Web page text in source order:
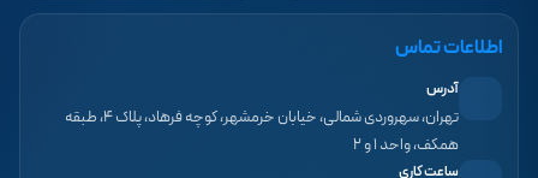
اطلاعات تماس
آدرس
تهران، سهروردی شمالی، خیابان خرمشهر، کوچه فرهاد، پلاک ۴، طبقه
همکف، واحد ۱ و ۲
ساعت کاری